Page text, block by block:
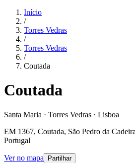
Início
/
Torres Vedras
/
Torres Vedras
/
Coutada
Coutada
Santa Maria · Torres Vedras · Lisboa
EM 1367, Coutada, São Pedro da
Portugal
Ver no mapa Partilhar